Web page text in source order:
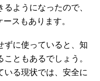
ようになったので、
スもあります。
ずに使っていると、知
ともあるでしょう。
いる現状では、安全に